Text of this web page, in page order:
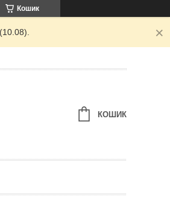
Кошик
КОШИК